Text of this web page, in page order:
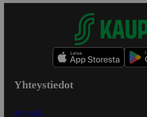
Yhteystiedot
Myymälät